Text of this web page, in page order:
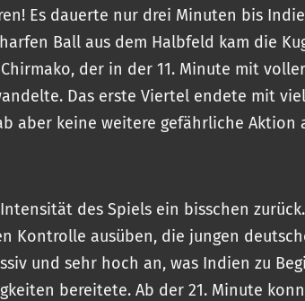
Es dauerte nur drei Minuten bis
Ball aus dem Halbfeld kam die
der in der 11. Minute mit voller
Das erste Viertel endete mit viel
aber keine weitere gefährliche Aktion
des Spiels ein bisschen zurück.
Kontrolle ausüben, die jungen
und sehr hoch an, was Indien zu
bereitete. Ab der 21. Minute